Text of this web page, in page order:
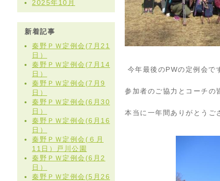
2025年10月
新着記事
秦野ＰＷ定例会(7月21
日）
秦野ＰＷ定例会(7月14
日）
秦野ＰＷ定例会(7月9
日）
秦野ＰＷ定例会(6月30
日）
秦野ＰＷ定例会(6月16
日）
秦野ＰＷ定例会(６月
11日）戸川公園
秦野ＰＷ定例会(6月2
日）
秦野ＰＷ定例会(5月26
今年最後のPWの定例会で
参加者のご協力とコーチの
本当に一年間ありがとうご